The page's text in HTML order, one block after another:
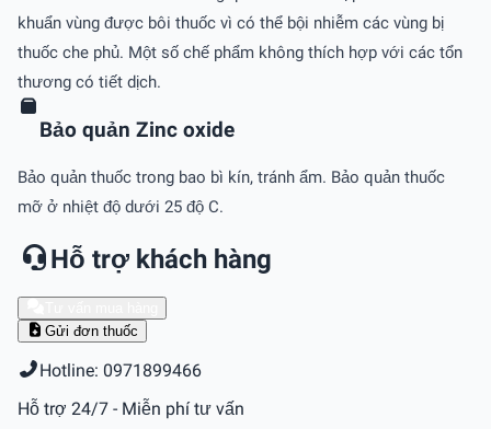
khuẩn vùng được bôi thuốc vì có thể bội nhiễm các vùng bị
thuốc che phủ. Một số chế phẩm không thích hợp với các tổn
thương có tiết dịch.
Bảo quản Zinc oxide
Bảo quản thuốc trong bao bì kín, tránh ẩm. Bảo quản thuốc
mỡ ở nhiệt độ dưới 25 độ C.
Hỗ trợ khách hàng
Gửi đơn thuốc
Hotline: 0971899466
Hỗ trợ 24/7 - Miễn phí tư vấn